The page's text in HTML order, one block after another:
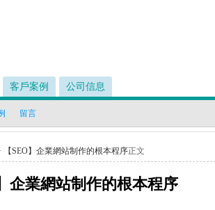
客戶案例 公司信息
留言
【SEO】企業網站制作的根本程序正文
企業網站制作的根本程序